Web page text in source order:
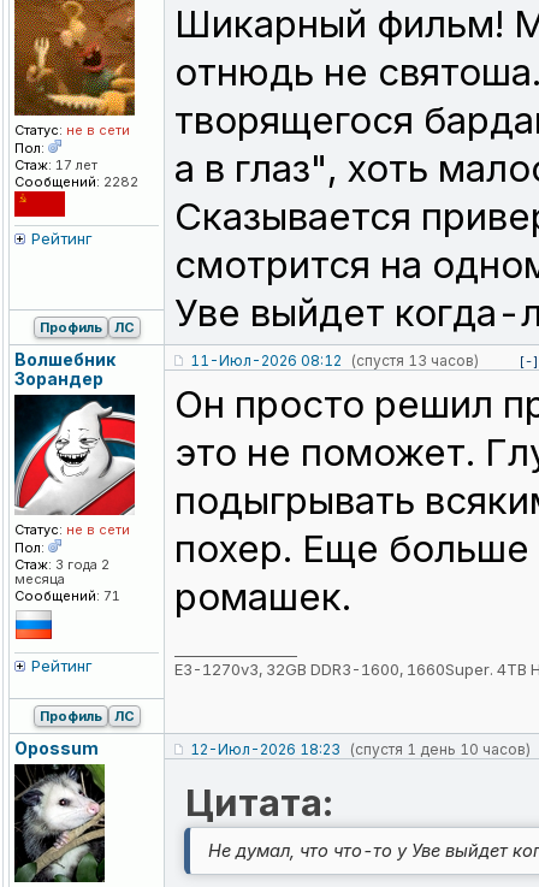
Статус: не в сети
Пол:
Стаж: 17 лет
Сообщений: 2282
Рейтинг
Шикарный фильм!
отнюдь не
творящегося
а в глаз", хоть
Сказывается
смотрится на
Уве выйдет когда-
Профиль ЛС
Волшебник
Зорандер
Статус: не в сети
Пол:
Стаж: 3 года 2
месяца
Сообщений: 71
Рейтинг
11-Июл-2026 08:12 (спустя 13 часов) [-]
Он просто решил
это не поможет.
подыгрывать
похер. Еще больше
ромашек.
E3-1270v3, 32GB DDR3-1600, 1660Super. 4TB
Профиль ЛС
Opossum 12-Июл-2026 18:23 (спустя 1 день 10 часов)
Цитата:
Не думал, что что-то у Уве выйдет